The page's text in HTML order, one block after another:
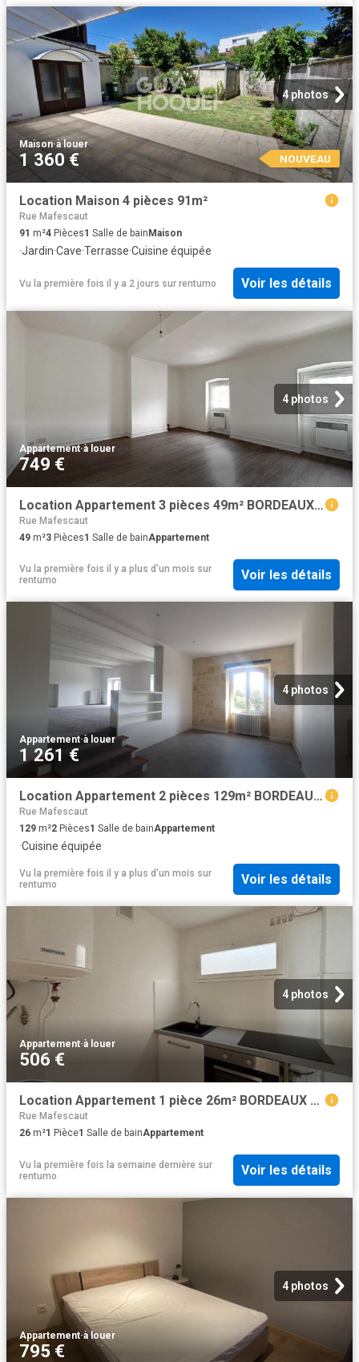
4 photos
Maison·à louer
1 360 € NOUVEAU
Location Maison 4 pièces 91m²
Rue Mafescaut
91 m²4 Pièces1 Salle de bain Maison
·Jardin·Cave·Terrasse·Cuisine équipée
Vu la première fois il y a 2 jours sur rentumo Voir les détails
4 photos
Appartement·à louer
749 €
Location Appartement 3 pièces 49m² BORDEAUX 33000
Rue Mafescaut
49 m²3 Pièces1 Salle de bainAppartement
Vu la première fois il y a plus d'un mois sur
rentumo
Voir les détails
4 photos
Appartement·à louer
1 261 €
Location Appartement 2 pièces 129m² BORDEAUX 33000
Rue Mafescaut
129 m²2 Pièces1 Salle de bainAppartement
·Cuisine équipée
Vu la première fois il y a plus d'un mois sur
rentumo
Voir les détails
4 photos
Appartement·à louer
506 €
Location Appartement 1 pièce 26m² BORDEAUX 33000
Rue Mafescaut
26 m²1 Pièce1 Salle de bainAppartement
Vu la première fois la semaine dernière sur
rentumo
Voir les détails
4 photos
Appartement·à louer
795 €